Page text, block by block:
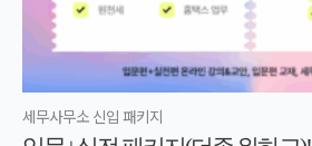
세무사무소 신입 패키지